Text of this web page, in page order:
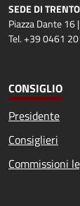
SEDE DI TRENTO
Piazza Dante 16
Tel. +39 0461
CONSIGLIO
Presidente
Consiglieri
Commissioni